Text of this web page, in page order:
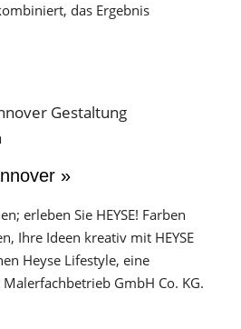
das Ergebnis
»
erleben Sie HEYSE! Farben
Ihre Ideen kreativ mit HEYSE
Heyse Lifestyle, eine
GmbH Co. KG.